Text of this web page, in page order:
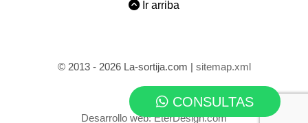
CONSULTAS
Ir arriba
© 2013 - 2026 La-sortija.com | sitemap.xml
Desarrollo web:EterDesign.com